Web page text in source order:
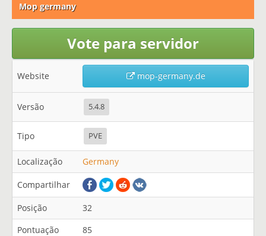
Mop germany
Vote para servidor
Website mop-germany.de
Versão 5.4.8
Tipo PVE
Localização Germany
Compartilhar
Posição
32
Pontuação
85